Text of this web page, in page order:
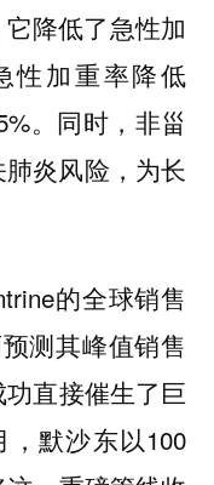
降低了急性加
性加重率降低
。同时，非甾
炎风险，为长
的全球销售
测其峰值销售
直接催生了巨
，默沙东以100